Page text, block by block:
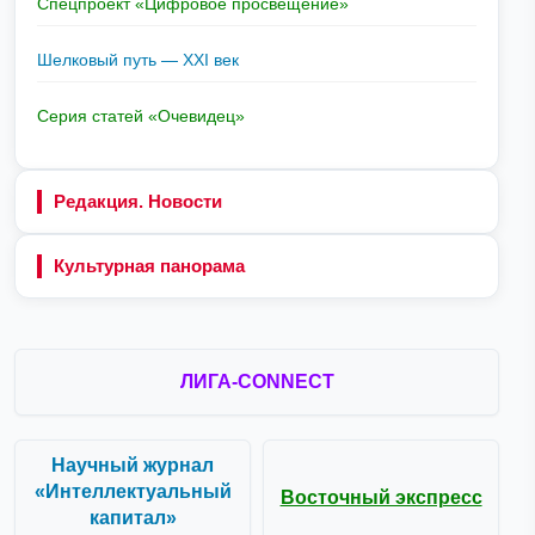
Шелковый путь — XXI век
Серия статей «Очевидец»
Редакция. Новости
Культурная панорама
ЛИГА-CONNECT
Научный журнал
«Интеллектуальный
капитал»
Восточный экспресс